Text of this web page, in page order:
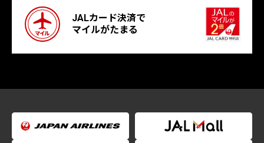
JALカード決済で
マイルがたまる